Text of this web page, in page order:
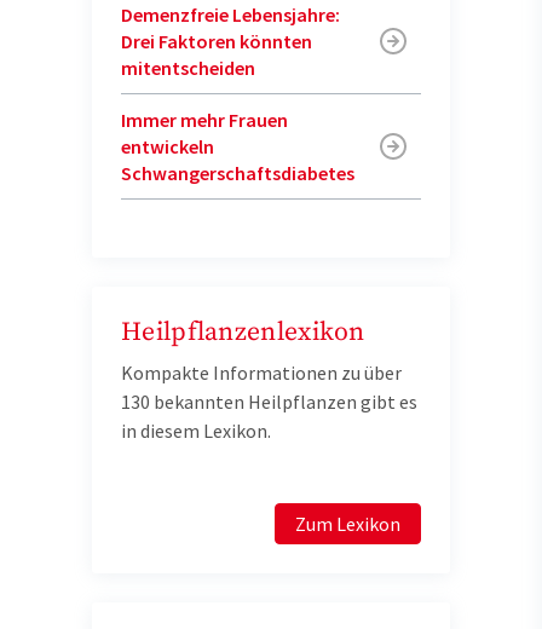
Demenzfreie Lebensjahre:
Drei Faktoren könnten
mitentscheiden
Immer mehr Frauen
entwickeln
Schwangerschaftsdiabetes
Heilpflanzenlexikon
Kompakte Informationen zu über
130 bekannten Heilpflanzen gibt es
in diesem Lexikon.
Zum Lexikon